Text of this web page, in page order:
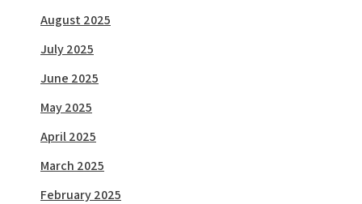
August 2025
July 2025
June 2025
May 2025
April 2025
March 2025
February 2025